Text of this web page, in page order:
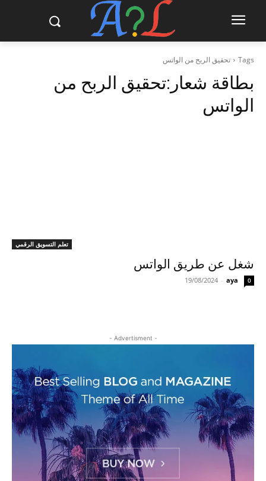
Tags تحقيق الربح من الواتس
بطاقة شعار:تحقيق الربح من
الواتس
تعلم التسويق الرقمي
شغل عن طريق الواتس
aya
-
19/08/2024 0
- Advertisment -